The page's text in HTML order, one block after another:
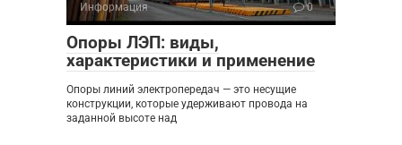
Информация 0
Опоры ЛЭП: виды,
характеристики и применение
Опоры линий электропередач — это несущие
конструкции, которые удерживают провода на
заданной высоте над